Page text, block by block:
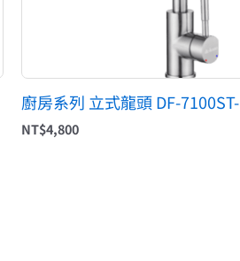
廚房系列 立式龍頭 DF-7100ST-
NT$4,800